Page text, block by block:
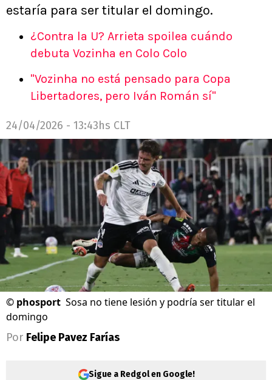
estaría para ser titular el domingo.
¿Contra la U? Arrieta spoilea cuándo
debuta Vozinha en Colo Colo
"Vozinha no está pensado para Copa
Libertadores, pero Iván Román sí"
24/04/2026 - 13:43hs CLT
© phosport Sosa no tiene lesión y podría ser titular el
domingo
Por Felipe Pavez Farías
Sigue a Redgol en Google!